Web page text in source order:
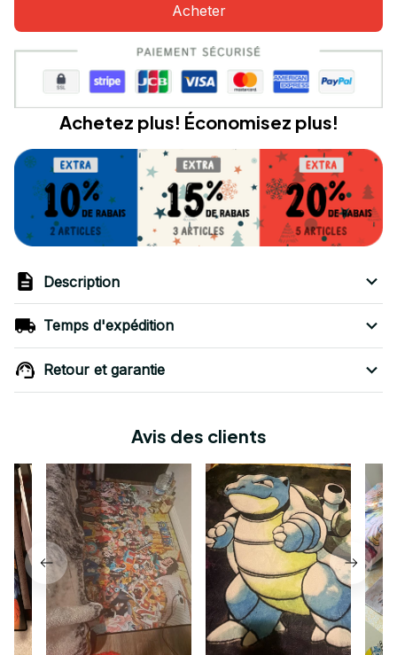
Acheter
Achetez plus! Économisez plus!
Description
Temps d'expédition
Retour et garantie
Avis des clients